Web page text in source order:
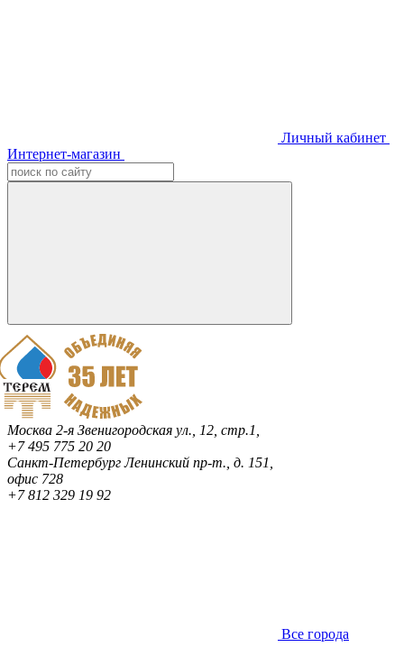
Личный кабинет
Интернет-магазин
Москва 2-я Звенигородская ул., 12, стр.1,
+7 495 775 20 20
Санкт-ПетербургЛенинский пр-т., д. 151,
офис 728
+7 812 329 19 92
Все города